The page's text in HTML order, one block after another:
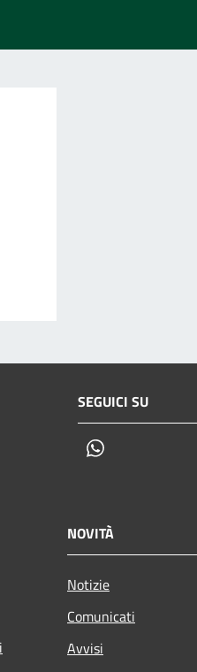
SEGUICI SU
NOVITÀ
Notizie
Comunicati
Avvisi